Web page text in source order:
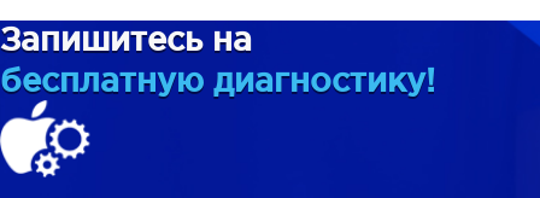
Запишитесь на
бесплатную диагностику!